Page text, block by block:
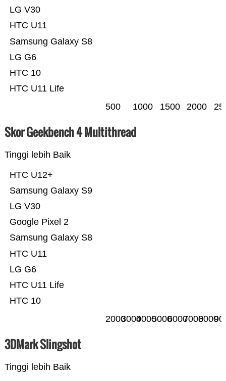
HTC U11 Life
HTC 10
LG G6
Samsung Galaxy S8
HTC U11
LG V30
500 1000 1500 2000
Skor Geekbench 4 Multithread
Tinggi lebih Baik
HTC 10
HTC U11 Life
LG G6
HTC U11
Samsung Galaxy S8
Google Pixel 2
LG V30
Samsung Galaxy S9
HTC U12+
2000300040005000600070008000
3DMark Slingshot
Tinggi lebih Baik